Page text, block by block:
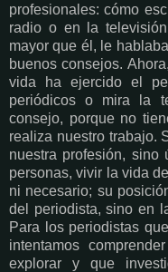
profesionales: cómo
radio o en la
mayor que él, le
buenos consejos.
vida ha ejercido el
periódicos o mira la
consejo, porque no
realiza nuestro trabajo.
nuestra profesión, sino
personas, vivir la vida
ni necesario; su
del periodista, sino en
Para los periodistas
intentamos
explorar y que